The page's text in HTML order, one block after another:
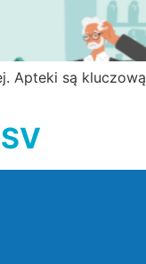
Apteki są kluczową